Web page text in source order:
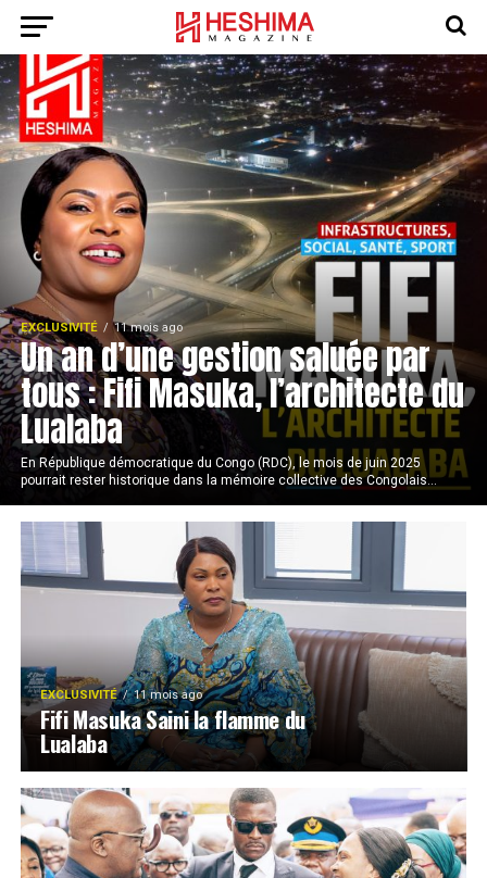
EXCLUSIVITÉ 11 mois ago
Un an d’une gestion saluée par
tous : Fifi Masuka, l’architecte du
Lualaba
En République démocratique du Congo (RDC), le mois de juin 2025
pourrait rester historique dans la mémoire collective des Congolais...
EXCLUSIVITÉ 11 mois ago
Fifi Masuka Saini la flamme du
Lualaba